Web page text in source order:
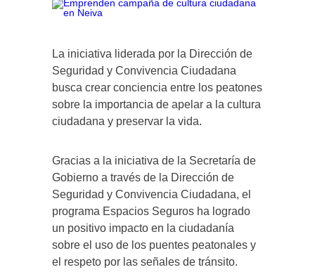
La iniciativa liderada por la Dirección de
Seguridad y Convivencia Ciudadana
busca crear conciencia entre los peatones
sobre la importancia de apelar a la cultura
ciudadana y preservar la vida.
Gracias a la iniciativa de la Secretaría de
Gobierno a través de la Dirección de
Seguridad y Convivencia Ciudadana, el
programa Espacios Seguros ha logrado
un positivo impacto en la ciudadanía
sobre el uso de los puentes peatonales y
el respeto por las señales de tránsito.